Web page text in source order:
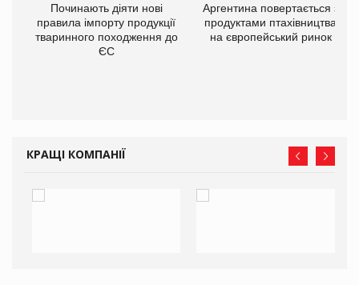
Починають діяти нові
правила імпорту продукції
тваринного походження до
ЄС
Аргентина повертається з
продуктами птахівництва
на європейський ринок
КРАЩІ КОМПАНІЇ